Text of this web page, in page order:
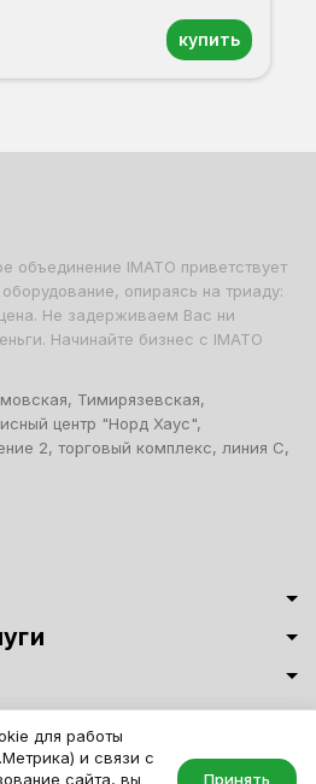
купить
объединение IMATO приветствует
опираясь на триаду:
Не задерживаем Вас ни
Начинайте бизнес с IMATO
Тимирязевская,
центр "Норд Хаус",
2, торговый комплекс, линия С,
Политика обработки персональных
данных
И Офисной Мебели. ООО "ИМАТО",
для работы
и связи с
сайта, вы
Принять